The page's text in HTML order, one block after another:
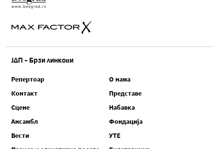
ЈДП - Брзи линкови
Репертоар
О нама
Контакт
Представе
Сцене
Набавка
Ансамбл
Фондација
Вести
УТЕ